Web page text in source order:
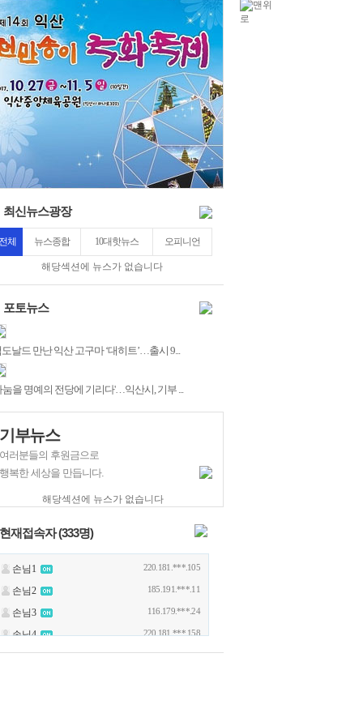
2030
최신뉴스광장
체 뉴스종합 10대핫뉴스 오피니언
해당섹션에 뉴스가 없습니다
포토뉴스
날드 만난 익산 고구마 ‘대히트’…출시 9...
눔을 명예의 전당에 기리다'…익산시, 기부 ...
기부뉴스
여러분들의 후원금으로
행복한 세상을 만듭니다.
해당섹션에 뉴스가 없습니다
현재접속자 (333명)